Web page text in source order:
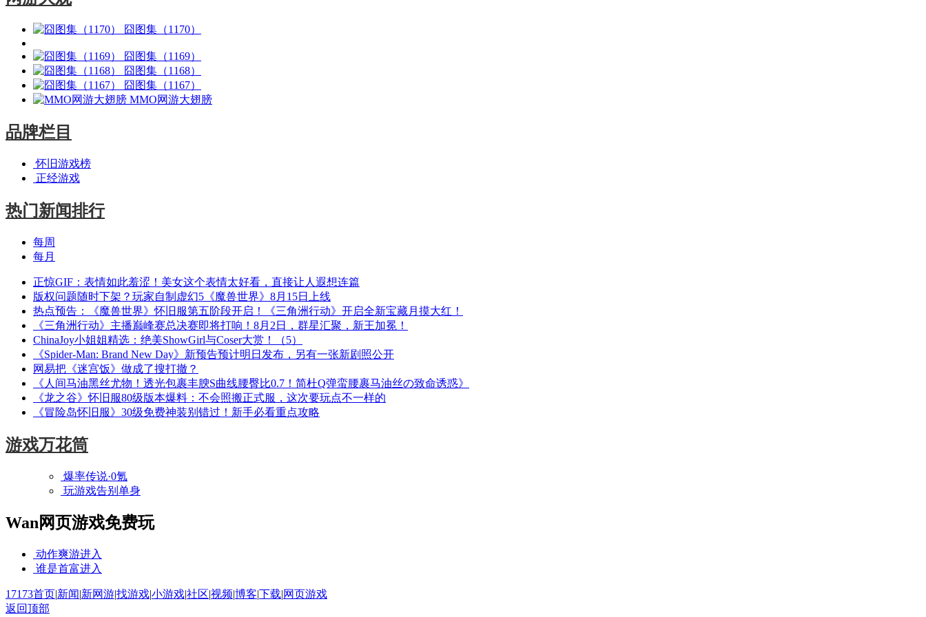
囧图集（1170）
囧图集（1169）
囧图集（1168）
囧图集（1167）
MMO网游大翅膀
品牌栏目
怀旧游戏榜
正经游戏
热门新闻排行
每周
每月
正惊GIF：表情如此羞涩！美女这个表情太好看，直接让人遐想连篇
版权问题随时下架？玩家自制虚幻5《魔兽世界》8月15日上线
热点预告：《魔兽世界》怀旧服第五阶段开启！《三角洲行动》开启全新宝藏月摸大红！
《三角洲行动》主播巅峰赛总决赛即将打响！8月2日，群星汇聚，新王加冕！
ChinaJoy小姐姐精选：绝美ShowGirl与Coser大赏！（5）
《Spider-Man: Brand New Day》新预告预计明日发布，另有一张新剧照公开
网易把《迷宫饭》做成了搜打撤？
《人间马油黑丝尤物！透光包裹丰腴S曲线腰臀比0.7！简杜Q弹蛮腰裹马油丝の致命诱惑》
《龙之谷》怀旧服80级版本爆料：不会照搬正式服，这次要玩点不一样的
《冒险岛怀旧服》30级免费神装别错过！新手必看重点攻略
游戏万花筒
爆率传说·0氪
玩游戏告别单身
Wan网页游戏免费玩
动作爽游进入
谁是首富进入
17173首页|新闻|新网游|找游戏|小游戏|社区|视频|博客|下载|网页游戏
返回顶部